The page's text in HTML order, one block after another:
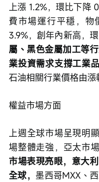
上漲 1.2%，環比下降
費市場運行平穩，物
3.9%，創年內新高，環
屬、黑色金屬加工等
業投資需求支撐工業品
石油相關行業價格由漲
權益市場方面
上週全球市場呈現明
場整體走強，亞太市
市場表現亮眼，意大
全球， 墨西哥MXX、